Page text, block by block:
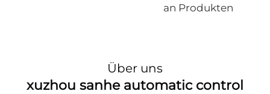
an Produkten
Über uns
xuzhou sanhe automatic control